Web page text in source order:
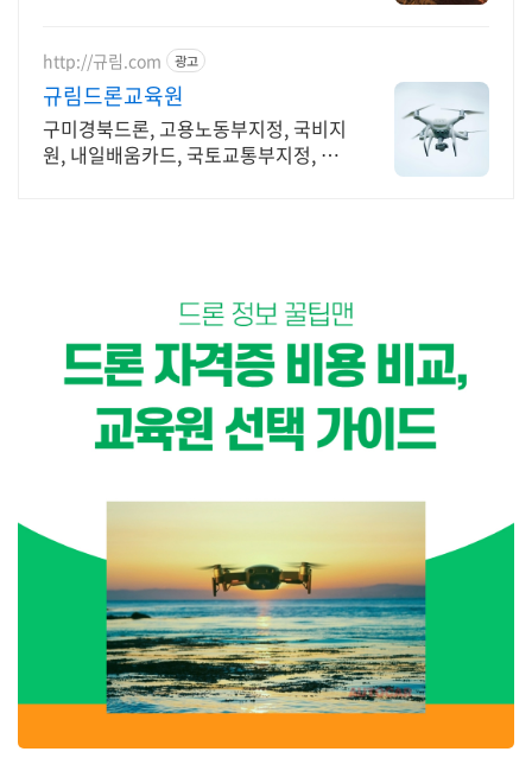
http://규림.com 광고
규림드론교육원
구미경북드론, 고용노동부지정, 국비지
원, 내일배움카드, 국토교통부지정, 드